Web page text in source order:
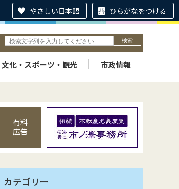
やさしい日本語 ひらがなをつける
文化・スポーツ・観光 市政情報
有料
広告
カテゴリー